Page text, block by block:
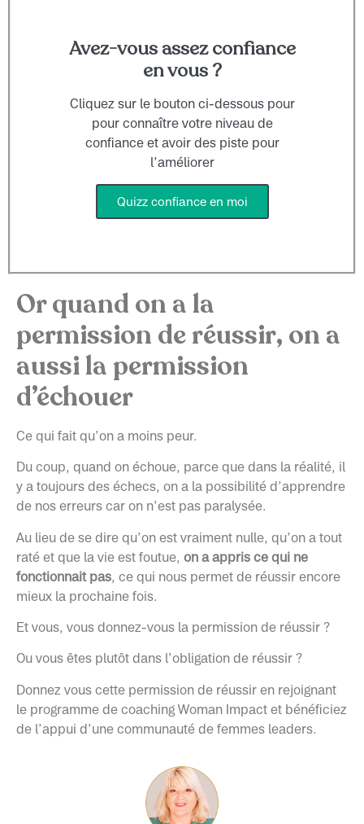
Avez-vous assez confiance
en vous ?
Cliquez sur le bouton ci-dessous pour
pour connaître votre niveau de
confiance et avoir des piste pour
l’améliorer
Quizz confiance en moi
Or quand on a la
permission de réussir, on a
aussila permission
d’échouer
Ce qui fait qu’on a moins peur.
Du coup, quand on échoue, parce que dans la réalité, il
y a toujours des échecs, on a la possibilité d’apprendre
de nos erreurs car on n’est pas paralysée.
Au lieu de se dire qu’on est vraiment nulle, qu’on a tout
raté et que la vie est foutue, on a appris ce qui ne
fonctionnait pas, ce qui nous permet de réussir encore
mieux la prochaine fois.
Et vous, vous donnez-vous la permission de réussir ?
Ou vous êtes plutôt dans l’obligation de réussir ?
Donnez vous cette permission de réussir en rejoignant
le programme de coaching Woman Impact et bénéficiez
de l’appui d’une communauté de femmes leaders.